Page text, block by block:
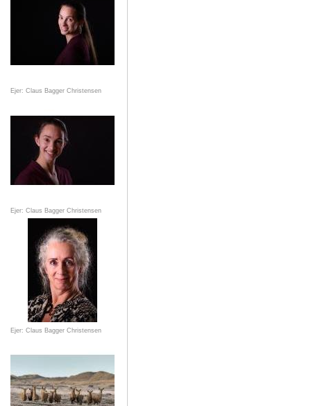
Ejer: Claus Bagger Christensen
Ejer: Claus Bagger Christensen
Ejer: Claus Bagger Christensen